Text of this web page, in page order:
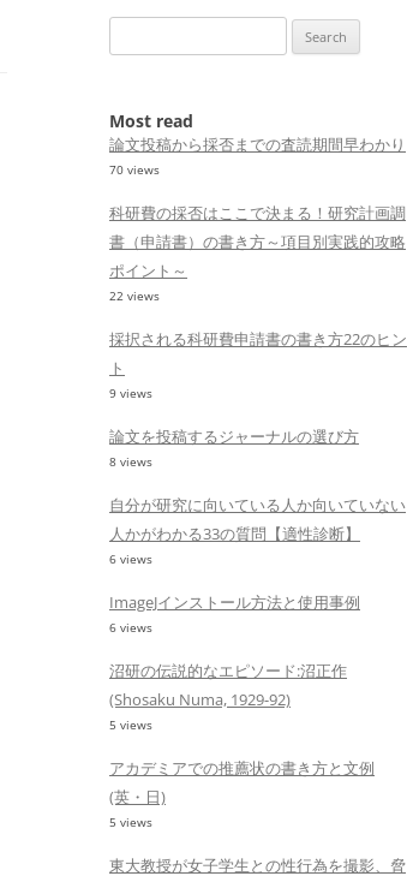
for:
Most read
論文投稿から採否までの査読期間早わかり
70 views
科研費の採否はここで決まる！研究計画調
書（申請書）の書き方～項目別実践的攻略
ポイント～
22 views
採択される科研費申請書の書き方22のヒン
ト
9 views
論文を投稿するジャーナルの選び方
8 views
自分が研究に向いている人か向いていない
人かがわかる33の質問【適性診断】
6 views
ImageJインストール方法と使用事例
6 views
沼研の伝説的なエピソード:沼正作
(Shosaku Numa, 1929-92)
5 views
アカデミアでの推薦状の書き方と文例
(英・日)
5 views
東大教授が女子学生との性行為を撮影、脅